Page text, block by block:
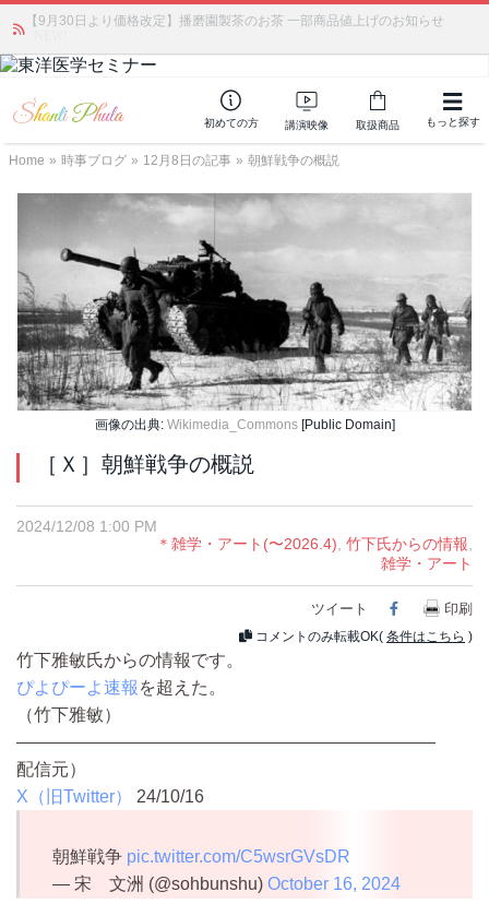
【9月30日より価格改定】播磨園製茶のお茶 一部商品値上げのお知らせ
「みんなの備蓄・災害対策」 vol.4 〜断水・燃料不足・停電対策
初めての方 講演映像 取扱商品 もっと探す
Home » 時事ブログ » 12月8日の記事 » 朝鮮戦争の概説
画像の出典: Wikimedia_Commons[Public Domain]
［Ｘ］朝鮮戦争の概説
2024/12/08 1:00 PM
＊雑学・アート(〜2026.4), 竹下氏からの情報,
雑学・アート
ツイート Facebook
印刷
コメントのみ転載OK( 条件はこちら )
竹下雅敏氏からの情報です。
ぴよぴーよ速報 を超えた。
（竹下雅敏）
————————————————————————
配信元）
X（旧Twitter）
24/10/16
朝鮮戦争 pic.twitter.com/C5wsrGVsDR
— 宋 文洲 (@sohbunshu) October 16, 2024